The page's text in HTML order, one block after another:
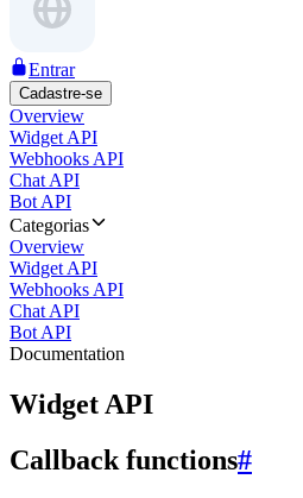
Entrar
Cadastre-se
Overview
Widget API
Webhooks API
Chat API
Bot API
Categorias
Overview
Widget API
Webhooks API
Chat API
Bot API
Documentation
Widget API
Callback functions#